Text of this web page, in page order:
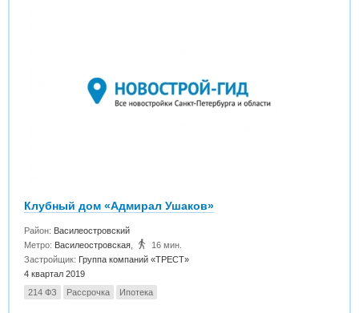
Клубный дом «Адмирал Ушаков»
Район: Василеостровский
Метро: Василеостровская
16 мин.
Застройщик: Группа компаний «ТРЕСТ»
4 квартал 2019
214 ФЗ
Рассрочка Ипотека